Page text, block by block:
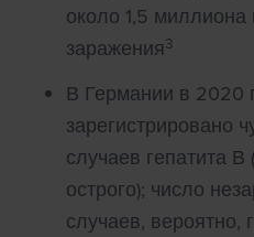
около 1,5
заражения3
В Германии в 2020
зарегистрировано
случаев гепатита В
острого); число
случаев, вероятно,